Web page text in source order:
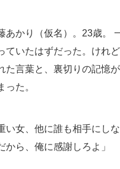
あかり（仮名）。23歳。
ていたはずだった。けれ
た言葉と、裏切りの記憶
った。
い女、他に誰も相手にしな
から、俺に感謝しろよ」